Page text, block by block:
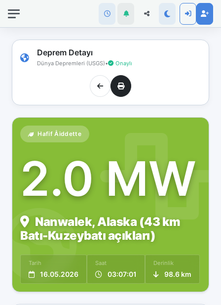
Deprem Detayı
Dünya Depremleri (USGS)• Onaylı
Hafif Åiddette
2.0 MW
Nanwalek, Alaska (43 km
Batı-Kuzeybatı açıkları)
Tarih
16.05.2026
Saat
03:07:01
Derinlik
98.6 km
bağlantınız
koptu!
Çevrimdışı
moddasınız.